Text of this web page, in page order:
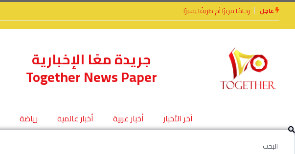
عاجل الأخوة الأعداء وحتمًا لابد من لقاء
جريدة معًا الإخبارية
Together News Paper
آخر الأخبار أخبار عربية أخبار عالمية رياضة